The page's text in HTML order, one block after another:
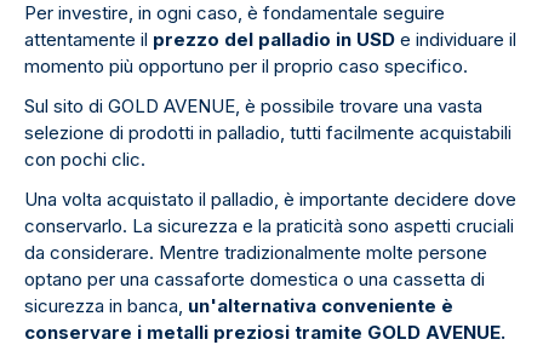
Per investire, in ogni caso, è fondamentale seguire
attentamente il prezzo del palladio in USD e individuare il
momento più opportuno per il proprio caso specifico.
Sul sito di GOLD AVENUE, è possibile trovare una vasta
selezione di prodotti in palladio, tutti facilmente acquistabili
con pochi clic.
Una volta acquistato il palladio, è importante decidere dove
conservarlo. La sicurezza e la praticità sono aspetti cruciali
da considerare. Mentre tradizionalmente molte persone
optano per una cassaforte domestica o una cassetta di
sicurezza in banca, un'alternativa conveniente è
conservare i metalli preziosi tramite GOLD AVENUE.